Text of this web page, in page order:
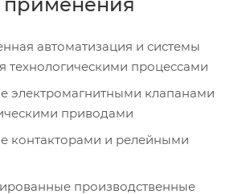
применения
автоматизация и системы
технологическими процессами
электромагнитными клапанами
приводами
контакторами и релейными
производственные